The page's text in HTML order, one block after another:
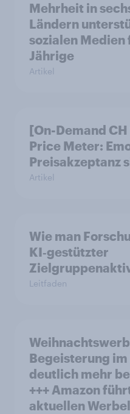
Mehrheit in
Ländern
sozialen Medien
Jährige
Artikel
[On-Demand
Price Meter:
Preisakzeptanz
Artikel
Wie man
KI‑gestützter
Leitfaden
Begeisterung
deutlich mehr
+++ Amazon
aktuellen